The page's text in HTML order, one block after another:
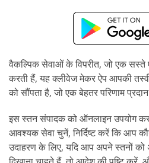
वैकल्पिक सेवाओं के विपरीत, जो एक सस्ते
करती हैं, यह क्लीवेज मेकर ऐप आपकी
को सौंपता है, जो एक बेहतर परिणाम
इस स्तन संपादक को ऑनलाइन उपयोग
आवश्यक सेवा चुनें, निर्दिष्ट करें कि आप
उदाहरण के लिए, यदि आप अपने स्तनों